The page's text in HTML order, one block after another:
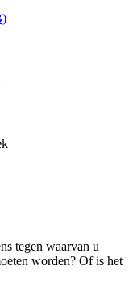
tegen waarvan u
worden? Of is het